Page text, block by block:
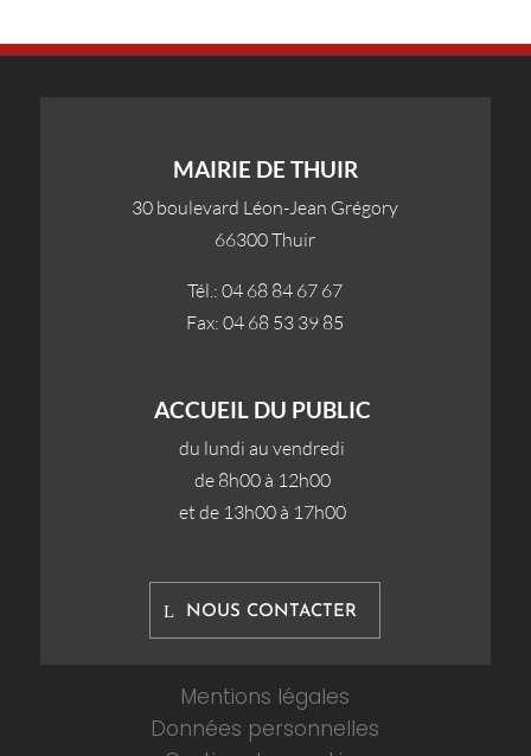
MAIRIE DE THUIR
30 boulevard Léon-Jean Grégory
66300 Thuir
Tél.: 04 68 84 67 67
Fax: 04 68 53 39 85
ACCUEIL DU PUBLIC
du lundi au vendredi
de 8h00 à 12h00
et de 13h00 à 17h00
NOUS CONTACTER
Mentions légales
Données personnelles